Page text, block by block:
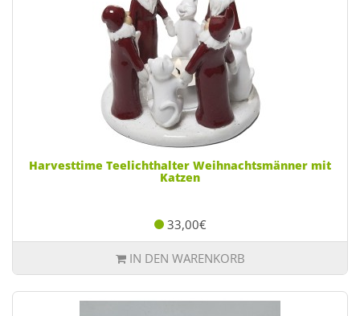
Harvesttime Teelichthalter Weihnachtsmänner mit
Katzen
33,00€
IN DEN WARENKORB